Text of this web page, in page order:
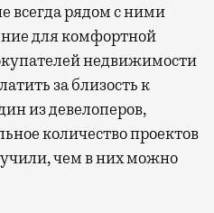
всегда рядом с ними
для комфортной
недвижимости
за близость к
из девелоперов,
количество проектов
чем в них можно